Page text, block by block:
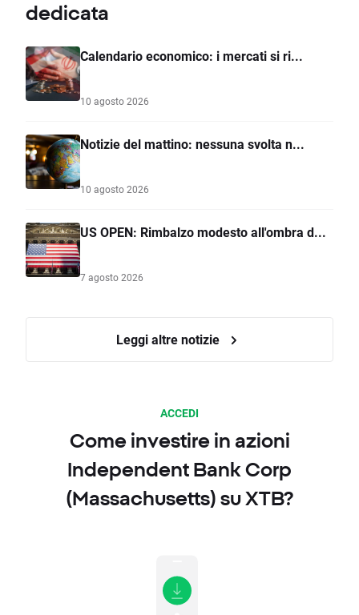
dedicata
Calendario economico: i mercati si ri...
10 agosto 2026
Notizie del mattino: nessuna svolta n...
10 agosto 2026
US OPEN: Rimbalzo modesto all'ombra d...
7 agosto 2026
Leggi altre notizie
ACCEDI
Come investire in azioni
Independent Bank Corp
(Massachusetts) su XTB?